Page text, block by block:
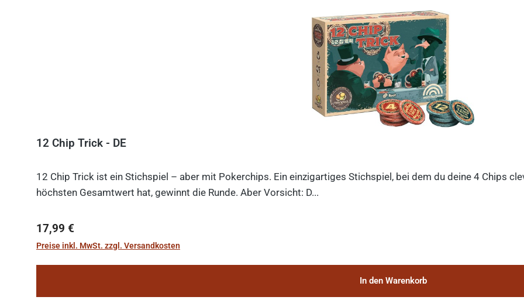
12 Chip Trick - DE
12 Chip Trick ist ein Stichspiel – aber mit Pokerchips. Ein einzigartiges Stichspiel, bei dem du deine 4 Chips
höchsten Gesamtwert hat, gewinnt die Runde. Aber Vorsicht: D...
Regulärer Preis:
17,99 €
Preise inkl. MwSt. zzgl. Versandkosten
In den Warenkorb